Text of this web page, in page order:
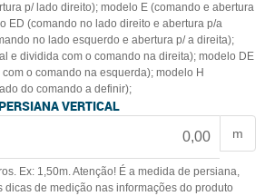
p/ lado direito); modelo E (comando e abertura
ED (comando no lado direito e abertura p/a
no lado esquerdo e abertura p/ a direita);
e dividida com o comando na direita); modelo DE
o comando na esquerda); modelo H
do comando a definir);
VERTICAL
m
Ex: 1,50m. Atenção! É a medida de persiana,
dicas de medição nas informações do produto